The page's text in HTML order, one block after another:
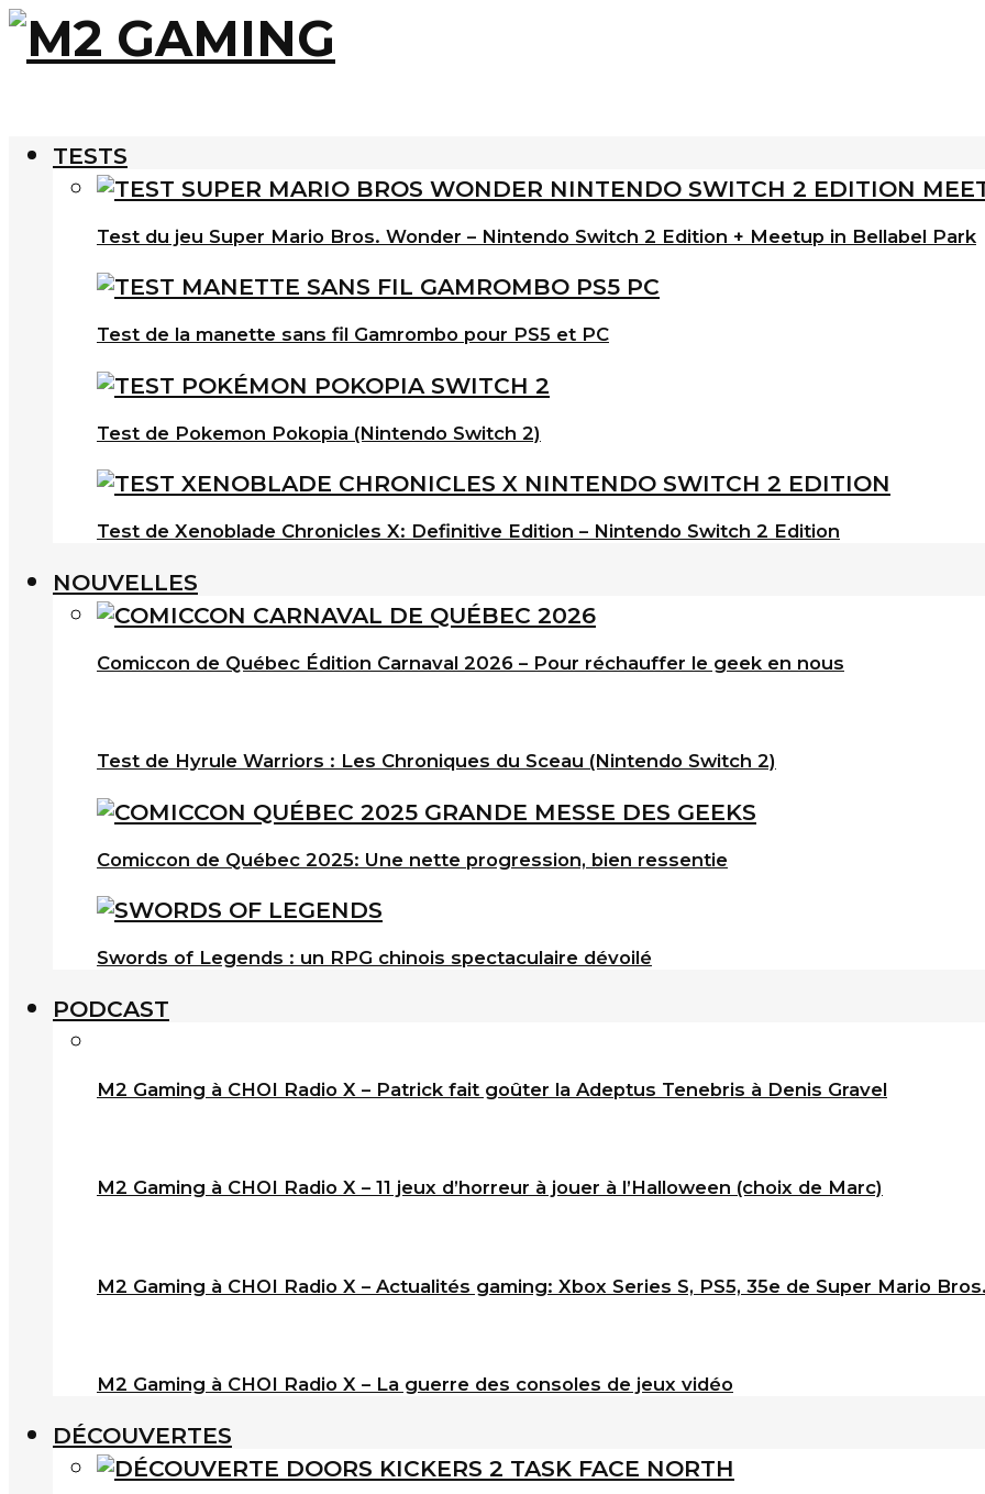
TESTS
Test du jeu Super Mario Bros. Wonder – Nintendo Switch 2 Edition + Meetup in Bellabel Park
Test de la manette sans fil Gamrombo pour PS5 et PC
Test de Pokemon Pokopia (Nintendo Switch 2)
Test de Xenoblade Chronicles X: Definitive Edition – Nintendo Switch 2 Edition
NOUVELLES
Comiccon de Québec Édition Carnaval 2026 – Pour réchauffer le geek en nous
Test de Hyrule Warriors : Les Chroniques du Sceau (Nintendo Switch 2)
Comiccon de Québec 2025: Une nette progression, bien ressentie
Swords of Legends : un RPG chinois spectaculaire dévoilé
PODCAST
M2 Gaming à CHOI Radio X – Patrick fait goûter la Adeptus Tenebris à Denis Gravel
M2 Gaming à CHOI Radio X – 11 jeux d’horreur à jouer à l’Halloween (choix de Marc)
M2 Gaming à CHOI Radio X – Actualités gaming: Xbox Series S, PS5, 35e de Super Mario
M2 Gaming à CHOI Radio X – La guerre des consoles de jeux vidéo
DÉCOUVERTES